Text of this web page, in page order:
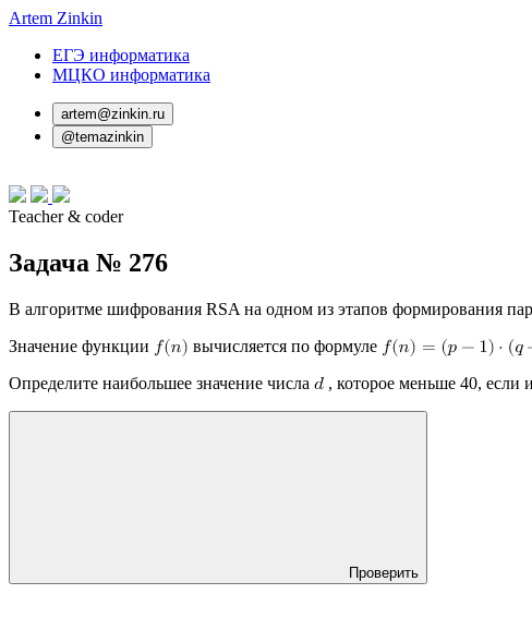
Artem Zinkin
ЕГЭ информатика
МЦКО информатика
artem@zinkin.ru
@temazinkin
Teacher & coder
Задача № 276
В алгоритме шифрования RSA на одном из этапов формирования
Значение функции вычисляется по формуле
Определите наибольшее значение числа , которое меньше 40, если
Проверить